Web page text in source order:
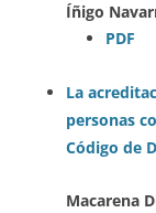
Íñigo
PDF
La
personas
Código de
Macarena